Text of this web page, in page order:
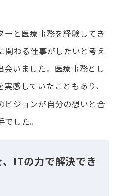
と医療事務を経験してき
関わる仕事がしたいと考え
いました。医療事務とし
感していたこともあり、
ビジョンが自分の想いと合
でした。
、ITの力で解決でき